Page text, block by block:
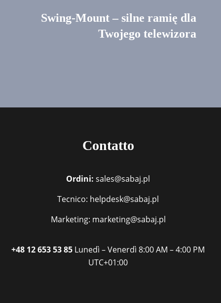
Swing-Mount – silne ramię dla
Two­jego tele­wi­zora
Contatto
Ordini: sales@sabaj.pl
Tecnico: helpdesk@sabaj.pl
Marketing: marketing@sabaj.pl
+48 12 653 53 85 Lunedì – Venerdì 8:00 AM – 4:00 PM
UTC+01:00